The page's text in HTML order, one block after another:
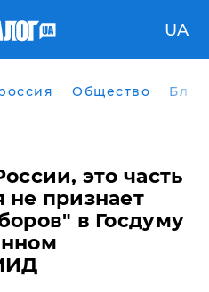
UA
Общество
это часть
признает
в Госдуму